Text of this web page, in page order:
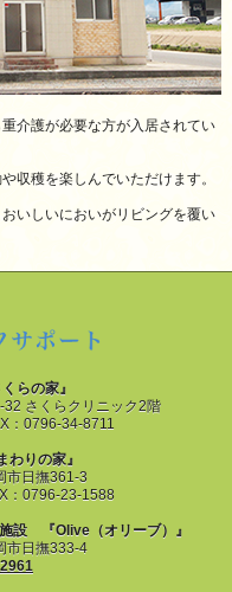
介護が必要な方が入居されてい
収穫を楽しんでいただけます。
いしいにおいがリビングを覆い
らの家』
さくらクリニック2階
0796-34-8711
りの家』
日撫361-3
0796-23-1588
設 『Olive（オリーブ）』
日撫333-4